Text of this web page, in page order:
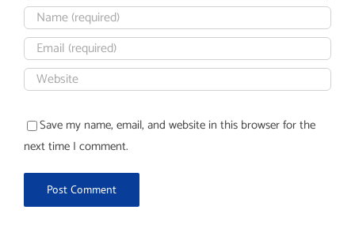
Save my name, email, and website in this browser for the
next time I comment.